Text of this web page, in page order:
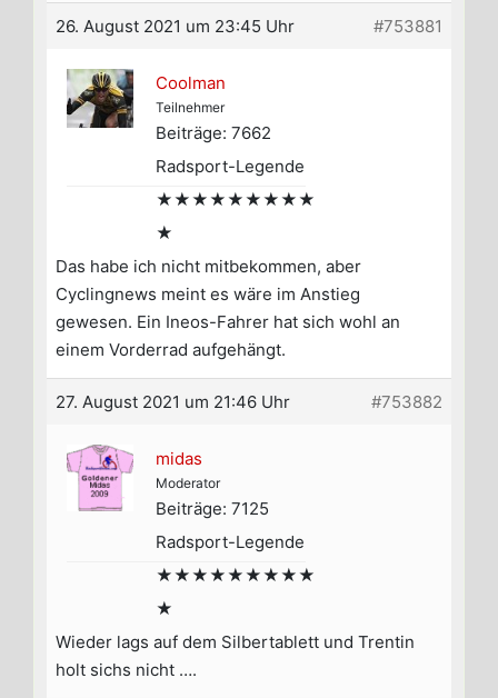
26. August 2021 um 23:45 Uhr #753881
Coolman
Teilnehmer
Beiträge: 7662
Radsport-Legende
★★★★★★★★★
★
Das habe ich nicht mitbekommen, aber
Cyclingnews meint es wäre im Anstieg
gewesen. Ein Ineos-Fahrer hat sich wohl an
einem Vorderrad aufgehängt.
27. August 2021 um 21:46 Uhr #753882
midas
Moderator
Beiträge: 7125
Radsport-Legende
★★★★★★★★★
★
Wieder lags auf dem Silbertablett und Trentin
holt sichs nicht ….